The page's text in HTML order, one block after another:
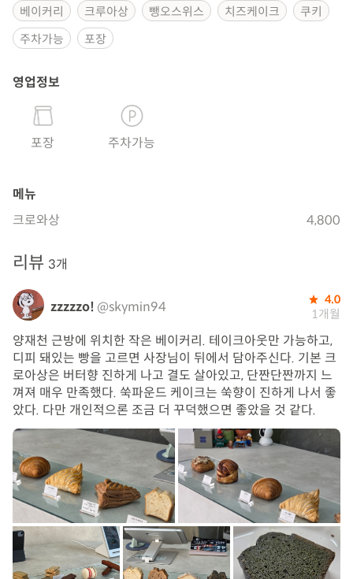
베이커리 크루아상 뺑오스위스 치즈케이크
쿠키
주차가능
포장
영업정보
포장 주차가능
메뉴
크로와상
4,800
리뷰 3개
zzzzzo! @skymin94 4.0
1개월
양재천 근방에 위치한 작은 베이커리. 테이크아웃만 가능하고,
디피 돼있는 빵을 고르면 사장님이 뒤에서 담아주신다. 기본 크
로아상은 버터향 진하게 나고 결도 살아있고, 단짠단짠까지 느
껴져 매우 만족했다. 쑥파운드 케이크는 쑥향이 진하게 나서 좋
았다. 다만 개인적으론 조금 더 꾸덕했으면 좋았을 것 같다.